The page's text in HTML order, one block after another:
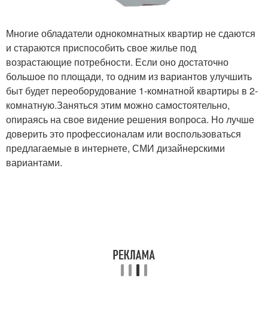
Многие обладатели однокомнатных квартир не сдаются
и стараются приспособить свое жилье под
возрастающие потребности. Если оно достаточно
большое по площади, то одним из вариантов улучшить
быт будет переоборудование 1-комнатной квартиры в 2-
комнатную.Заняться этим можно самостоятельно,
опираясь на свое видение решения вопроса. Но лучше
доверить это профессионалам или воспользоваться
предлагаемые в интернете, СМИ дизайнерскими
вариантами.